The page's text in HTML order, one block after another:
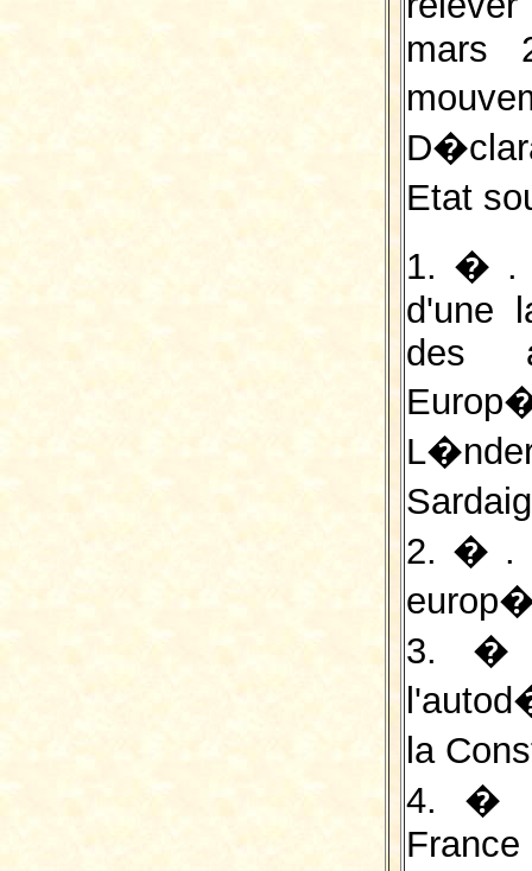
mars
Etat
1. � .
d'une
des
2. � .
3. �
la
4. �